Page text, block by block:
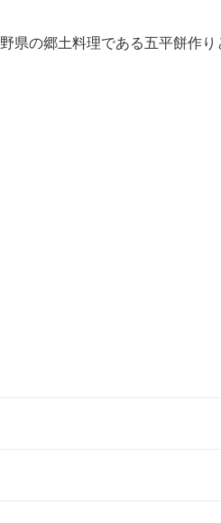
の郷土料理である五平餅作